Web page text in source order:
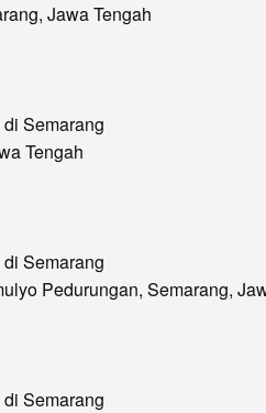
Jawa Tengah
Semarang
Tengah
Semarang
Pedurungan, Semarang,
Semarang